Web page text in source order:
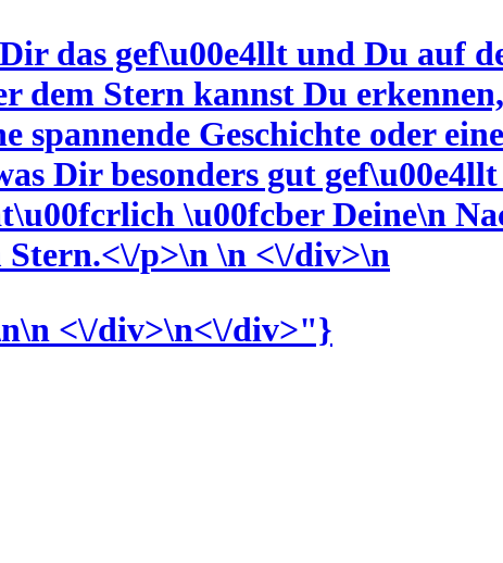
das gef\u00e4llt und Du auf
dem Stern kannst Du
spannende Geschichte oder
Dir besonders gut
\u00fcber Deine\n
Stern.<\/p>\n \n <\/div>\n
<\/div>\n<\/div>"}